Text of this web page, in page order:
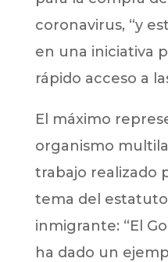
coronavirus, “y
en una iniciativa
rápido acceso a
El máximo
organismo
trabajo realizado
tema del
inmigrante: “El
ha dado un